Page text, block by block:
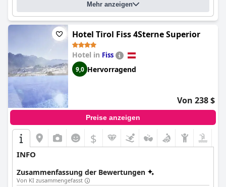
Mehr anzeigen
Hotel Tirol Fiss 4Sterne Superior
Hotel in Fiss
9,0 Hervorragend
Von 238 $
Preise anzeigen
$
INFO
Zusammenfassung der Bewertungen
Von KI zusammengefasst